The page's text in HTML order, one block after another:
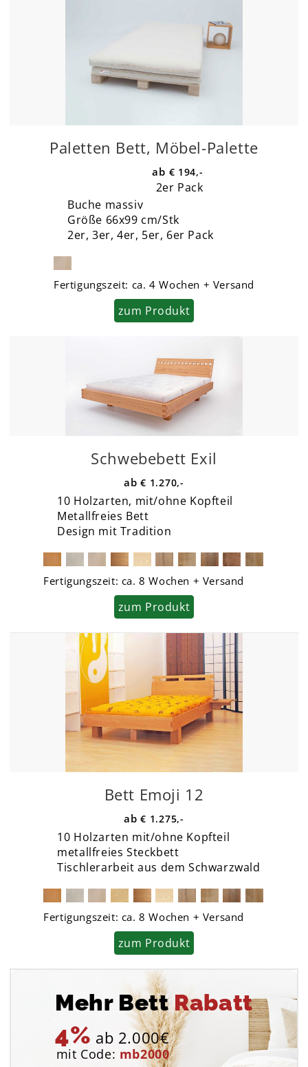
Paletten Bett, Möbel-Palette
€ 194,-
2er Pack
Buche massiv
Größe 66x99 cm/Stk
2er, 3er, 4er, 5er, 6er Pack
Fertigungszeit: ca. 4 Wochen + Versand
zum Produkt
Schwebebett Exil
€ 1.270,-
10 Holzarten, mit/ohne Kopfteil
Metallfreies Bett
Design mit Tradition
Fertigungszeit: ca. 8 Wochen + Versand
zum Produkt
Bett Emoji 12
€ 1.275,-
10 Holzarten mit/ohne Kopfteil
metallfreies Steckbett
Tischlerarbeit aus dem Schwarzwald
Fertigungszeit: ca. 8 Wochen + Versand
zum Produkt
Mehr BettRabatt
4% ab 2.000€
mit Code: mb2000